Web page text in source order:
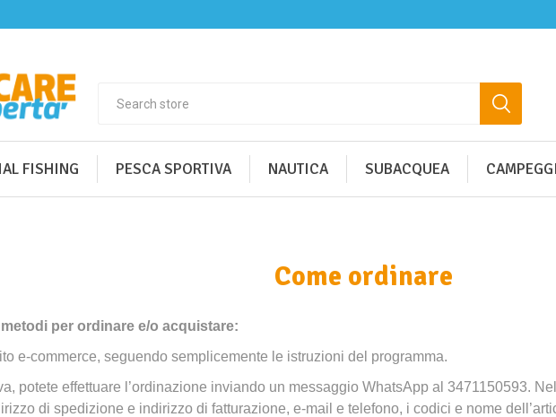
FISHING PESCA SPORTIVA NAUTICA SUBACQUEA
Come ordinare
per ordinare e/o acquistare:
e-commerce, seguendo semplicemente le istruzioni del programma.
potete effettuare l’ordinazione inviando un messaggio WhatsApp al 3471150593.
di spedizione e indirizzo di fatturazione, e-mail e telefono, i codici e nome